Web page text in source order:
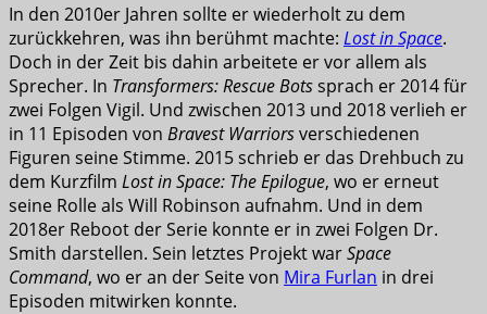
In den 2010er Jahren sollte er wiederholt zu dem
zurückkehren, was ihn berühmt machte: Lost in Space.
Doch in der Zeit bis dahin arbeitete er vor allem als
Sprecher. In Transformers: Rescue Botssprach er 2014 für
zwei Folgen Vigil. Und zwischen 2013 und 2018 verlieh er
in 11 Episoden von Bravest Warriorsverschiedenen
Figuren seine Stimme. 2015 schrieb er das Drehbuch zu
dem Kurzfilm Lost in Space: The Epilogue, wo er erneut
seine Rolle als Will Robinson aufnahm. Und in dem
2018er Reboot der Serie konnte er in zwei Folgen Dr.
Smith darstellen. Sein letztes Projekt warSpace
Command, wo er an der Seite von Mira Furlan in drei
Episoden mitwirken konnte.